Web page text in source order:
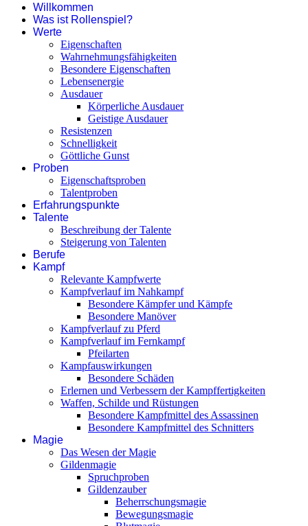
Willkommen
Was ist Rollenspiel?
Werte
Eigenschaften
Wahrnehmungsfähigkeiten
Besondere Eigenschaften
Lebensenergie
Ausdauer
Körperliche Ausdauer
Geistige Ausdauer
Resistenzen
Schnelligkeit
Göttliche Gunst
Proben
Eigenschaftsproben
Talentproben
Erfahrungspunkte
Talente
Beschreibung der Talente
Steigerung von Talenten
Berufe
Kampf
Relevante Kampfwerte
Kampfverlauf im Nahkampf
Besondere Kämpfer und Kämpfe
Besondere Manöver
Kampfverlauf zu Pferd
Kampfverlauf im Fernkampf
Pfeilarten
Kampfauswirkungen
Besondere Schäden
Erlernen und Verbessern der Kampffertigkeiten
Waffen, Schilde und Rüstungen
Besondere Kampfmittel des Assassinen
Besondere Kampfmittel des Schnitters
Magie
Das Wesen der Magie
Gildenmagie
Spruchproben
Gildenzauber
Beherrschungsmagie
Bewegungsmagie